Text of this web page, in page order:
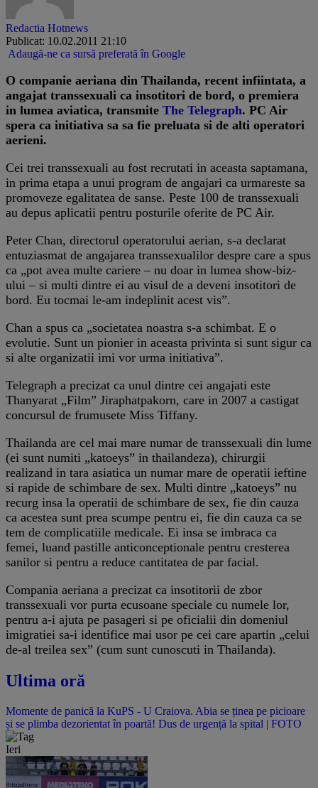
Redactia Hotnews
Publicat: 10.02.2011 21:10
Adaugă-ne ca sursă preferată în Google
O companie aeriana din Thailanda, recent infiintata, a
angajat transsexuali ca insotitori de bord, o premiera
in lumea aviatica, transmite The Telegraph. PC Air
spera ca initiativa sa sa fie preluata si de alti operatori
aerieni.
Cei trei transsexuali au fost recrutati in aceasta saptamana,
in prima etapa a unui program de angajari ca urmareste sa
promoveze egalitatea de sanse. Peste 100 de transsexuali
au depus aplicatii pentru posturile oferite de PC Air.
Peter Chan, directorul operatorului aerian, s-a declarat
entuziasmat de angajarea transsexualilor despre care a spus
ca „pot avea multe cariere – nu doar in lumea show-biz-
ului – si multi dintre ei au visul de a deveni insotitori de
bord. Eu tocmai le-am indeplinit acest vis”.
Chan a spus ca „societatea noastra s-a schimbat. E o
evolutie. Sunt un pionier in aceasta privinta si sunt sigur ca
si alte organizatii imi vor urma initiativa”.
Telegraph a precizat ca unul dintre cei angajati este
Thanyarat „Film” Jiraphatpakorn, care in 2007 a castigat
concursul de frumusete Miss Tiffany.
Thailanda are cel mai mare numar de transsexuali din lume
(ei sunt numiti „katoeys” in thailandeza), chirurgii
realizand in tara asiatica un numar mare de operatii ieftine
si rapide de schimbare de sex. Multi dintre „katoeys” nu
recurg insa la operatii de schimbare de sex, fie din cauza
ca acestea sunt prea scumpe pentru ei, fie din cauza ca se
tem de complicatiile medicale. Ei insa se imbraca ca
femei, luand pastille anticonceptionale pentru cresterea
sanilor si pentru a reduce cantitatea de par facial.
Compania aeriana a precizat ca insotitorii de zbor
transsexuali vor purta ecusoane speciale cu numele lor,
pentru a-i ajuta pe pasageri si pe oficialii din domeniul
imigratiei sa-i identifice mai usor pe cei care apartin „celui
de-al treilea sex” (cum sunt cunoscuti in Thailanda).
Ultima oră
Momente de panică la KuPS - U Craiova. Abia se ținea pe picioare
și se plimba dezorientat în poartă! Dus de urgență la spital | FOTO
Ieri